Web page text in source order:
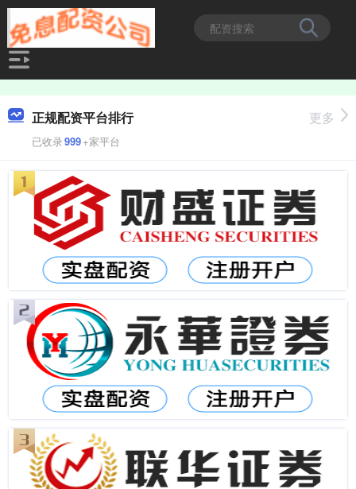
正规配资平台排行
已收录999+家平台
更多